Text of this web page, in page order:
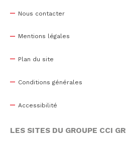
Nous contacter
Mentions légales
Plan du site
Conditions générales
Accessibilité
LES SITES DU GROUPE CCI